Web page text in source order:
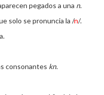
pegados a una n.
solo se pronuncia la /n/.
consonantes kn.